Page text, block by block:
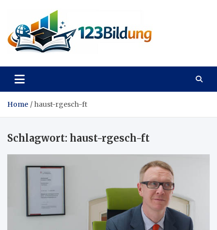
content
123Bildung
Home haust-rgesch-ft
Schlagwort: haust-rgesch-ft